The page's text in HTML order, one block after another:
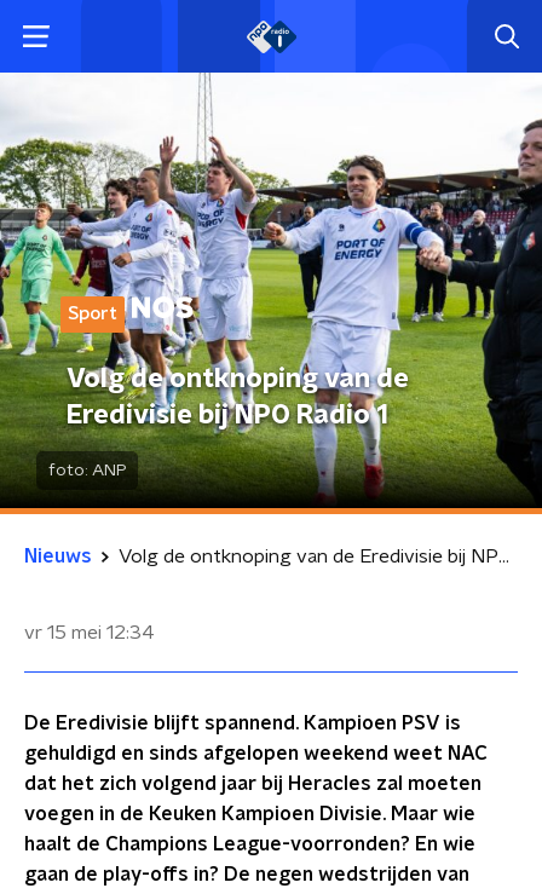
Sport
Volg de ontknoping van de
Eredivisie bij NPO Radio 1
foto: ANP
Nieuws Volg de ontknoping van de Eredivisie bij NPO Radio 1
vr 15 mei 12:34
De Eredivisie blijft spannend. Kampioen PSV is
gehuldigd en sinds afgelopen weekend weet NAC
dat het zich volgend jaar bij Heracles zal moeten
voegen in de Keuken Kampioen Divisie. Maar wie
haalt de Champions League-voorronden? En wie
gaan de play-offs in? De negen wedstrijden van